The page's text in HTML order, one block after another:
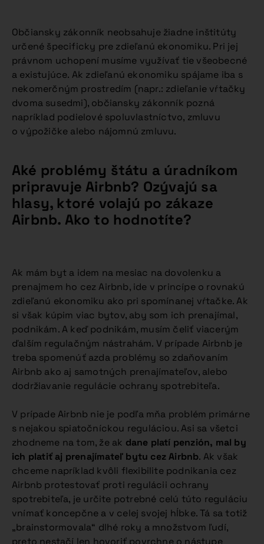
Občiansky zákonník neobsahuje žiadne inštitúty
určené špecificky pre zdieľanú ekonomiku. Pri jej
právnom uchopení musíme využívať tie všeobecné
a existujúce. Ak zdieľanú ekonomiku spájame iba s
nekomerčným prostredím (napr.: zdieľanie vŕtačky
dvoma susedmi), občiansky zákonník pozná
napríklad podielové spoluvlastníctvo, zmluvu
o výpožičke alebo nájomnú zmluvu.
Aké problémy štátu a úradníkom
pripravuje Airbnb? Ozývajú sa
hlasy, ktoré volajú po zákaze
Airbnb. Ako to hodnotíte?
Ak mám byt a idem na mesiac na dovolenku a
prenajmem ho cez Airbnb, ide v princípe o rovnakú
zdieľanú ekonomiku ako pri spomínanej vŕtačke. Ak
si však kúpim viac bytov, aby som ich prenajímal,
podnikám. A keď podnikám, musím čeliť viacerým
ďalším regulačným nástrahám. V prípade Airbnb je
treba spomenúť azda problémy so zdaňovaním
Airbnb ako aj samotných prenajímateľov, alebo
dodržiavanie regulácie ochrany spotrebiteľa.
V prípade Airbnb nie je podľa mňa problém primárne
s nejakou spiatočníckou reguláciou. Asi sa všetci
zhodneme na tom, že ak dane platí penzión, mal by
ich platiť aj prenajímateľ bytu cez Airbnb. Ak však
chceme napríklad kvôli flexibilite podnikania cez
Airbnb protestovať proti regulácii ochrany
spotrebiteľa, je určite potrebné celú túto reguláciu
vnímať koncepčne a v celej svojej hĺbke. Tá sa totiž
„brainstormovala“ dlhé roky a množstvom ľudí,
preto nestačí len hovoriť povrchne o nástupe